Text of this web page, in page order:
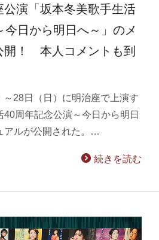
演「坂本冬美歌手生活
今日から明日へ～」のメ
開！ 本人コメントも到
28日（日）に明治座で上演す
40周年記念公演～今日から明日
アルが公開された。…
続きを読む